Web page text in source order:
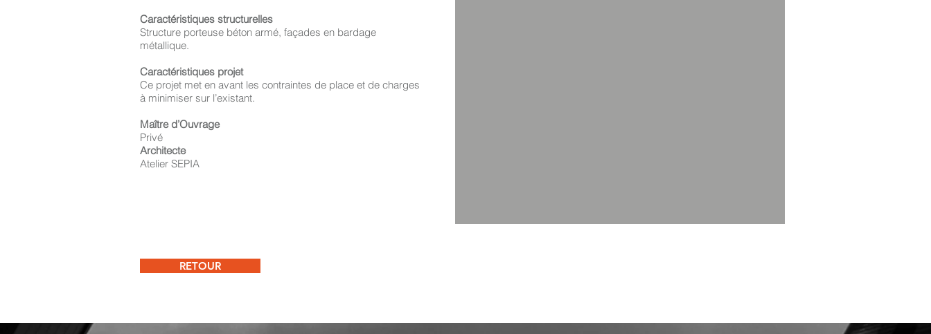
Caractéristiques structurelles
Structure porteuse béton armé, façades en bardage
métallique.
Caractéristiques projet
Ce projet met en avant les contraintes de place et de charges
à minimiser sur l’existant.
Maître d’Ouvrage
Privé
Architecte
Atelier SEPIA
RETOUR